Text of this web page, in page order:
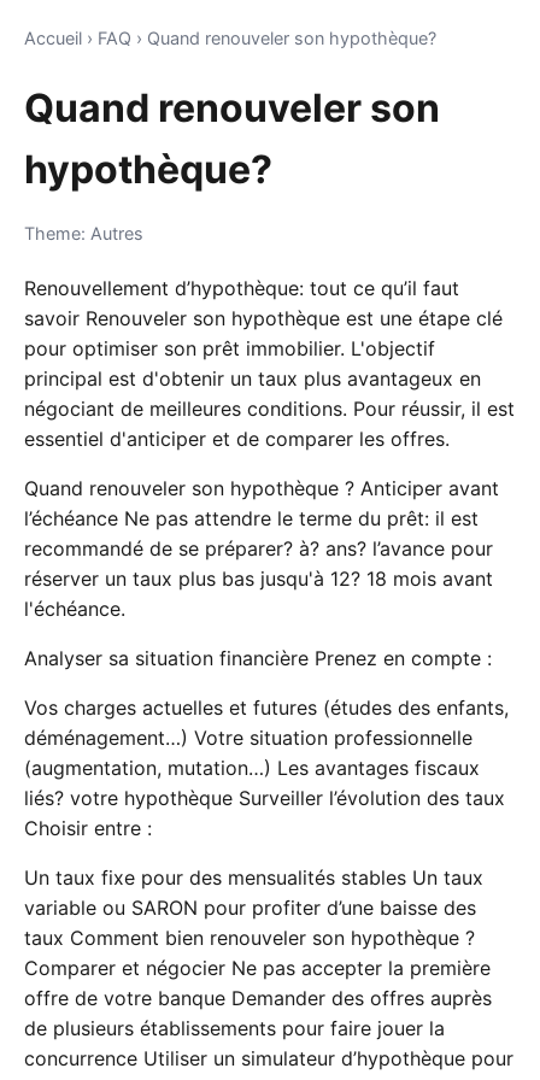
Accueil › FAQ › Quand renouveler son hypothèque?
Quand renouveler son
hypothèque?
Theme: Autres
Renouvellement d’hypothèque: tout ce qu’il faut
savoir Renouveler son hypothèque est une étape clé
pour optimiser son prêt immobilier. L'objectif
principal est d'obtenir un taux plus avantageux en
négociant de meilleures conditions. Pour réussir, il est
essentiel d'anticiper et de comparer les offres.
Quand renouveler son hypothèque ? Anticiper avant
l’échéance Ne pas attendre le terme du prêt: il est
recommandé de se préparer? à? ans? l’avance pour
réserver un taux plus bas jusqu'à 12? 18 mois avant
l'échéance.
Analyser sa situation financière Prenez en compte :
Vos charges actuelles et futures (études des enfants,
déménagement…) Votre situation professionnelle
(augmentation, mutation…) Les avantages fiscaux
liés? votre hypothèque Surveiller l’évolution des taux
Choisir entre :
Un taux fixe pour des mensualités stables Un taux
variable ou SARON pour profiter d’une baisse des
taux Comment bien renouveler son hypothèque ?
Comparer et négocier Ne pas accepter la première
offre de votre banque Demander des offres auprès
de plusieurs établissements pour faire jouer la
concurrence Utiliser un simulateur d’hypothèque pour